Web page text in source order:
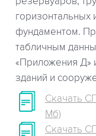
горизонтальных
фундаментом.
табличным
«Приложения Д»
зданий и
Скачать
Мб)
Скачать